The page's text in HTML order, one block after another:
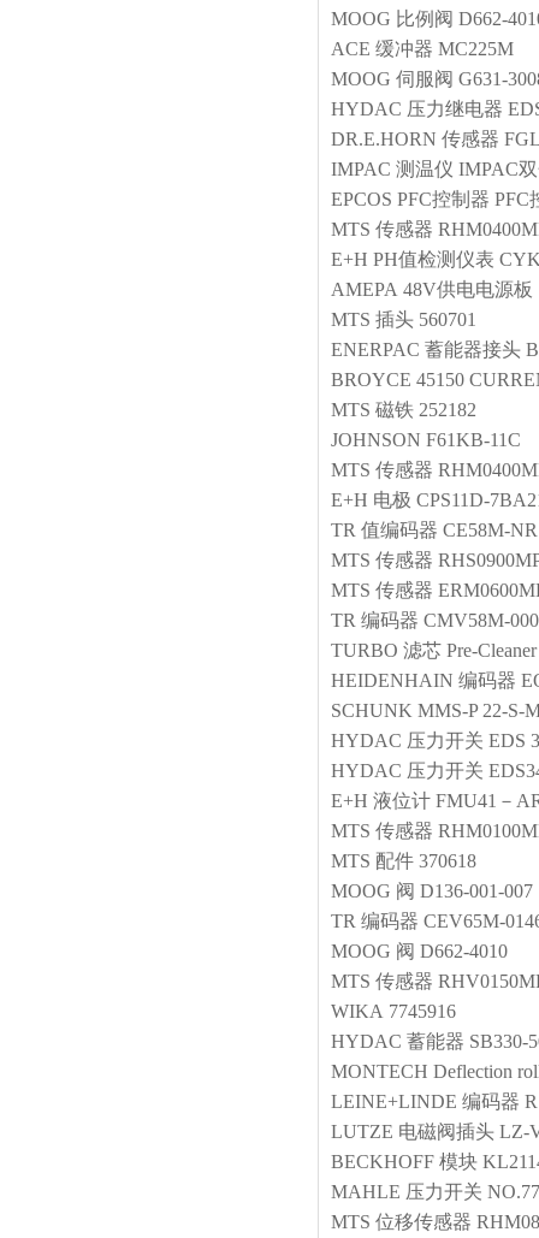
MOOG 比例阀 D662-
ACE 缓冲器 MC225M
MOOG 伺服阀 G631-
HYDAC 压力继电器
DR.E.HORN 传感器
IMPAC 测温仪 IMPAC
EPCOS PFC控制器 PFC
MTS 传感器
E+H PH值检测仪表
AMEPA 48V供电电源板
MTS 插头 560701
ENERPAC 蓄能器接头
BROYCE 45150
MTS 磁铁 252182
JOHNSON F61KB-11C
MTS 传感器
E+H 电极 CPS11D-
TR 值编码器 CE58M-
MTS 传感器
MTS 传感器
TR 编码器 CMV58M-
TURBO 滤芯 Pre-
HEIDENHAIN 编码器
SCHUNK MMS-P 22-S-
HYDAC 压力开关 EDS
HYDAC 压力开关
E+H 液位计 FMU41－
MTS 传感器
MTS 配件 370618
MOOG 阀 D136-001-007
TR 编码器 CEV65M-
MOOG 阀 D662-4010
MTS 传感器
WIKA 7745916
HYDAC 蓄能器 SB330-
MONTECH Deflection
LEINE+LINDE 编码器
LUTZE 电磁阀插头 LZ-
BECKHOFF 模块
MAHLE 压力开关
MTS 位移传感器